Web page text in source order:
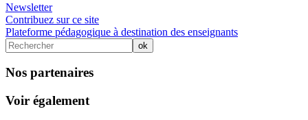
Newsletter
Contribuez sur ce site
Plateforme pédagogique à destination des enseignants
Nos partenaires
Voir également